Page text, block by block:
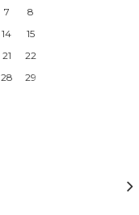
7
8
14
15
21
22
28
29